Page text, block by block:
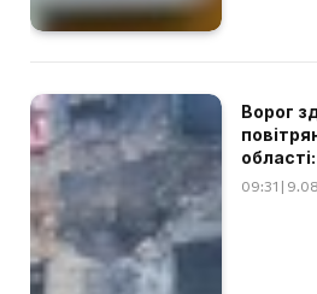
Ворог
09:31 |